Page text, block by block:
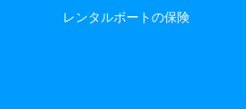
レンタルボートの保険